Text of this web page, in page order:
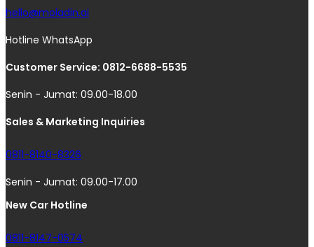
hello@moladin.ai
Hotline WhatsApp
Customer Service: 0812-6688-5535
Senin - Jumat: 09.00-18.00
Sales & Marketing Inquiries
0811-8140-8326
Senin - Jumat: 09.00-17.00
New Car Hotline
0811-8147-0574